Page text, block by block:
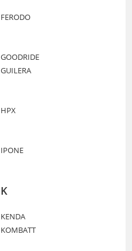
FERODO
GOODRIDE
GUILERA
HPX
IPONE
K
KENDA
KOMBATT